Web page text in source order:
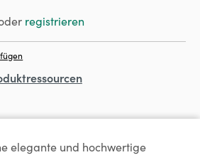
registrieren
elegante und hochwertige